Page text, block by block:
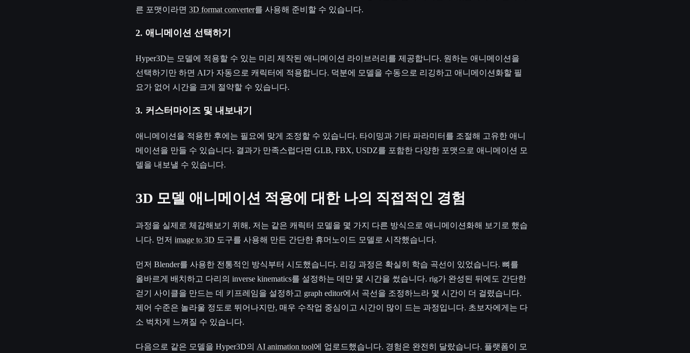
른 포맷이라면3D format converter를 사용해 준비할 수 있습니다.
2. 애니메이션 선택하기
Hyper3D는 모델에 적용할 수 있는 미리 제작된 애니메이션 라이브러리를 제공합니다. 원하는 애니메이션을
선택하기만 하면 AI가 자동으로 캐릭터에 적용합니다. 덕분에 모델을 수동으로 리깅하고 애니메이션화할 필
요가 없어 시간을 크게 절약할 수 있습니다.
3. 커스터마이즈 및 내보내기
애니메이션을 적용한 후에는 필요에 맞게 조정할 수 있습니다. 타이밍과 기타 파라미터를 조절해 고유한 애니
메이션을 만들 수 있습니다. 결과가 만족스럽다면 GLB, FBX, USDZ를 포함한 다양한 포맷으로 애니메이션 모
델을 내보낼 수 있습니다.
3D 모델 애니메이션 적용에 대한 나의 직접적인 경험
과정을 실제로 체감해보기 위해, 저는 같은 캐릭터 모델을 몇 가지 다른 방식으로 애니메이션화해 보기로 했습
니다. 먼저image to 3D 도구를 사용해 만든 간단한 휴머노이드 모델로 시작했습니다.
먼저 Blender를 사용한 전통적인 방식부터 시도했습니다. 리깅 과정은 확실히 학습 곡선이 있었습니다. 뼈를
올바르게 배치하고 다리의 inverse kinematics를 설정하는 데만 몇 시간을 썼습니다. rig가 완성된 뒤에도 간단한
걷기 사이클을 만드는 데 키프레임을 설정하고 graph editor에서 곡선을 조정하느라 몇 시간이 더 걸렸습니다.
제어 수준은 놀라울 정도로 뛰어나지만, 매우 수작업 중심이고 시간이 많이 드는 과정입니다. 초보자에게는 다
소 벅차게 느껴질 수 있습니다.
다음으로 같은 모델을 Hyper3D의 AI animation tool에 업로드했습니다. 경험은 완전히 달랐습니다. 플랫폼이 모